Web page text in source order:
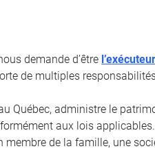
demande d’être
de multiples
Québec, administre le
aux lois
membre de la famille, une